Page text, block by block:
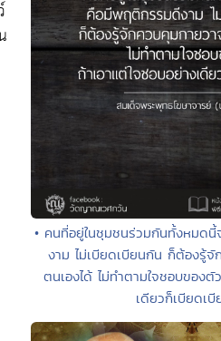
• คนที่อยู่ในชุมชนร่วมกันทั้งหมด
งาม ไม่เบียดเบียนกัน ก็ต้องรู้จั
ตนเองได้ ไม่ทำตามใจชอบของตั
เดียวก็เบียดเ